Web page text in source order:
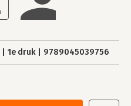
1e druk 9789045039756